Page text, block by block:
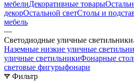
мебелиДекоративные товары
декорОстальной светСтолы и
мебель
—
Светодиодные уличные светильники
Наземные низкие уличные
уличные светильникиФонарные
световые фигурыфонари
Фильтр